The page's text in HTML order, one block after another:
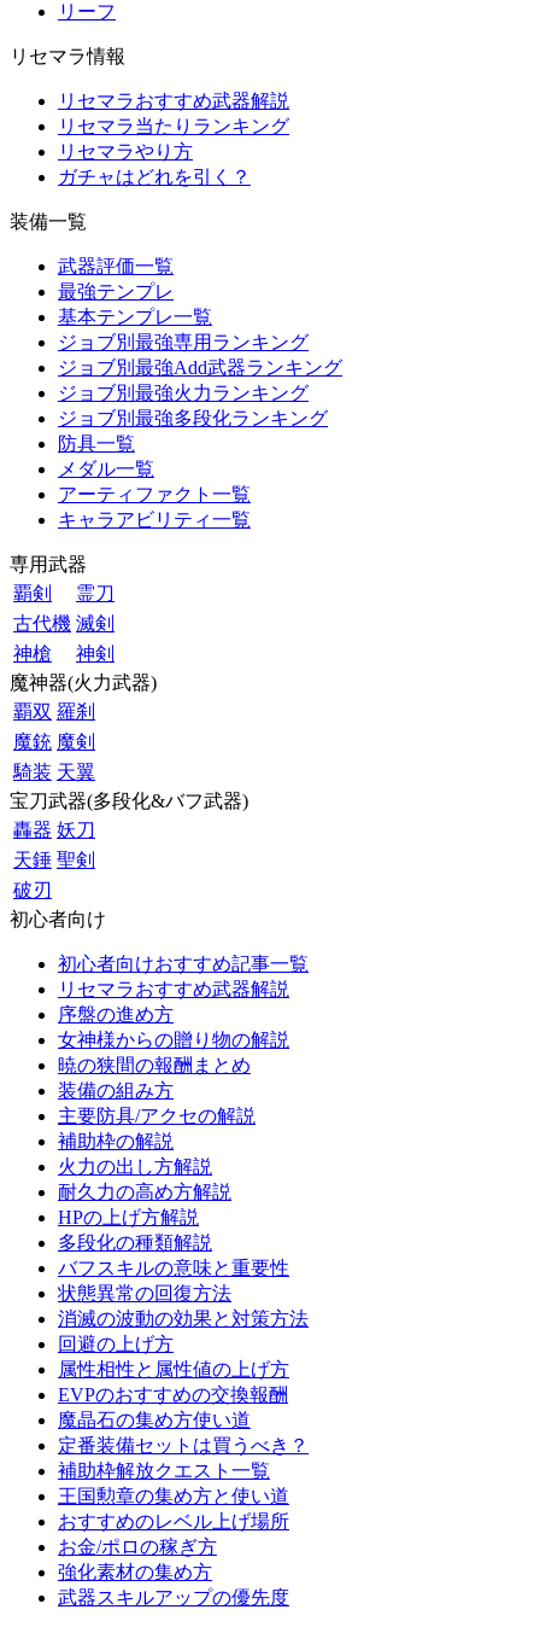
リーフ
リセマラ情報
リセマラおすすめ武器解説
リセマラ当たりランキング
リセマラやり方
ガチャはどれを引く？
装備一覧
武器評価一覧
最強テンプレ
基本テンプレ一覧
ジョブ別最強専用ランキング
ジョブ別最強Add武器ランキング
ジョブ別最強火力ランキング
ジョブ別最強多段化ランキング
防具一覧
メダル一覧
アーティファクト一覧
キャラアビリティ一覧
専用武器
覇剣
霊刀
古代機 滅剣
神槍
神剣
魔神器(火力武器)
覇双 羅刹
魔銃 魔剣
騎装 天翼
宝刀武器(多段化&バフ武器)
轟器 妖刀
天錘 聖剣
破刃
初心者向け
初心者向けおすすめ記事一覧
リセマラおすすめ武器解説
序盤の進め方
女神様からの贈り物の解説
暁の狭間の報酬まとめ
装備の組み方
主要防具/アクセの解説
補助枠の解説
火力の出し方解説
耐久力の高め方解説
HPの上げ方解説
多段化の種類解説
バフスキルの意味と重要性
状態異常の回復方法
消滅の波動の効果と対策方法
回避の上げ方
属性相性と属性値の上げ方
EVPのおすすめの交換報酬
魔晶石の集め方使い道
定番装備セットは買うべき？
補助枠解放クエスト一覧
王国勲章の集め方と使い道
おすすめのレベル上げ場所
お金/ポロの稼ぎ方
強化素材の集め方
武器スキルアップの優先度